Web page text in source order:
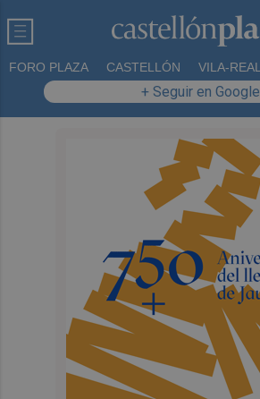
FORO PLAZA CASTELLÓN VILA-REAL
+ Seguir en Google